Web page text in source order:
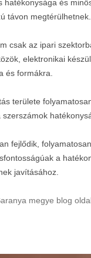
és
távon megtérülhetnek.
csak az ipari
elektronikai
és formákra.
területe
fejlődik,
a
javításához.
megye blog